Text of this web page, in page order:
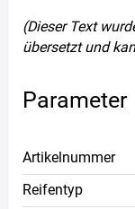
(Dieser Text
übersetzt und
Parameter
Artikelnummer
Reifentyp